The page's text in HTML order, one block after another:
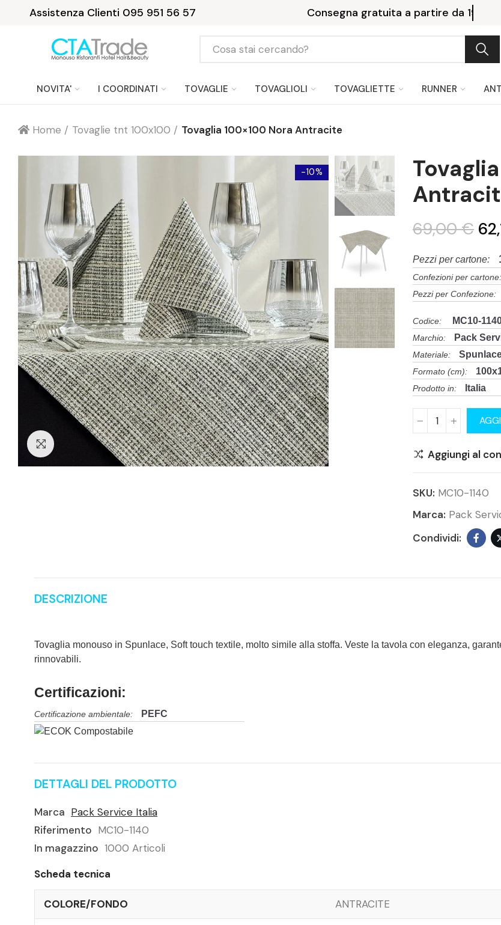
Assistenza Clienti 095 951 56 57 Consegna gratuita a partire da 199 €.
NOVITA' I COORDINATI TOVAGLIE TOVAGLIOLI TOVAGLIETTE RUNNER
Home Tovaglie tnt 100x100 Tovaglia 100×100 Nora Antracite
-10%
Clicca per ingrandire
69,00 €
Pezzi per cartone:
Confezioni per cartone:
Pezzi per Confezione:
Codice: MC10-
Marchio: Pack
Materiale:
Formato (cm):
Prodotto in: Italia
Aggiungi al
SKU: MC10-1140
Marca: Pack
DESCRIZIONE
Tovaglia monouso in Spunlace, Soft touch textile, molto simile alla stoffa. Veste la tavola con eleganza,
rinnovabili.
Certificazioni:
Certificazione ambientale: PEFC
DETTAGLI DEL PRODOTTO
Marca Pack Service Italia
Riferimento MC10-1140
In magazzino 1000 Articoli
Scheda tecnica
COLORE/FONDO ANTRACITE